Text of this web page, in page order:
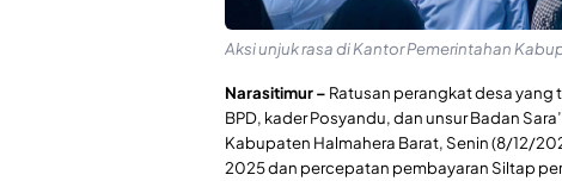
Aksi unjuk rasa di Kantor Pemerintahan
Narasitimur – Ratusan perangkat desa yang
BPD, kader Posyandu, dan unsur Badan
Kabupaten Halmahera Barat, Senin (8/12/
2025 dan percepatan pembayaran Siltap